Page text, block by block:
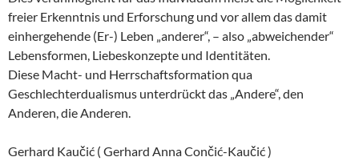
freier Erkenntnis und Erforschung und vor allem das damit
einhergehende (Er-) Leben „anderer“, – also „abweichender“
Lebensformen, Liebeskonzepte und Identitäten.
Diese Macht- und Herrschaftsformation qua
Geschlechterdualismus unterdrückt das „Andere“, den
Anderen, die Anderen.
Gerhard Kaučić ( Gerhard Anna Cončić-Kaučić )